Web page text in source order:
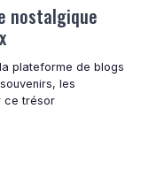
nostalgique
plateforme de blogs
les
ce trésor